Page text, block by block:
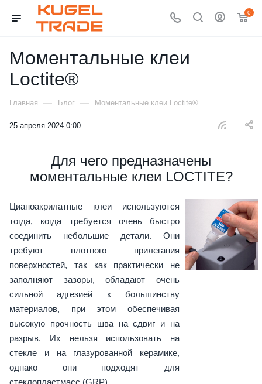
0
Моментальные клеи
Loctite®
Главная — Блог — Моментальные клеи Loctite®
25 апреля 2024 0:00
Для чего предназначены
моментальные клеи LOCTITE?
Цианоакрилатные клеи используются
тогда, когда требуется очень быстро
соединить небольшие детали. Они
требуют плотного прилегания
поверхностей, так как практически не
заполняют зазоры, обладают очень
сильной адгезией к большинству
материалов, при этом обеспечивая
высокую прочность шва на сдвиг и на
разрыв. Их нельзя использовать на
стекле и на глазурованной керамике,
однако они подходят для
стеклопластмасс (GRP).